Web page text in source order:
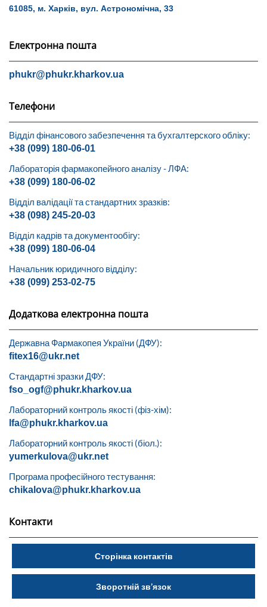
61085, м. Харків, вул. Астрономічна, 33
Електронна пошта
phukr@phukr.kharkov.ua
Телефони
Відділ фінансового забезпечення та бухгалтерского обліку:
+38 (099) 180-06-01
Лабораторія фармакопейного аналізу - ЛФА:
+38 (099) 180-06-02
Відділ валідації та стандартних зразків:
+38 (098) 245-20-03
Відділ кадрів та документообігу:
+38 (099) 180-06-04
Начальник юридичного відділу:
+38 (099) 253-02-75
Додаткова електронна пошта
Державна Фармакопея України (ДФУ):
fitex16@ukr.net
Стандартні зразки ДФУ:
fso_ogf@phukr.kharkov.ua
Лабораторний контроль якості (фіз-хім):
lfa@phukr.kharkov.ua
Лабораторний контроль якості (біол.):
yumerkulova@ukr.net
Програма професійного тестування:
chikalova@phukr.kharkov.ua
Контакти
Сторінка контактів
Зворотній зв’язок